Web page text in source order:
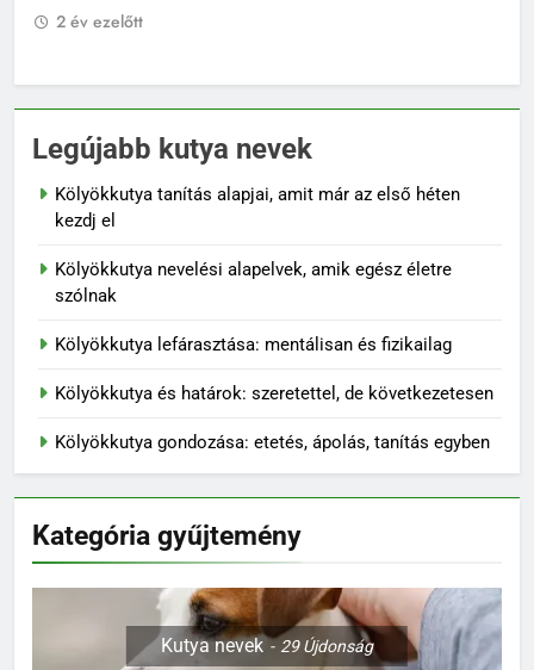
2 év ezelőtt
Legújabb kutya nevek
Kölyökkutya tanítás alapjai, amit már az első héten
kezdj el
Kölyökkutya nevelési alapelvek, amik egész életre
szólnak
Kölyökkutya lefárasztása: mentálisan és fizikailag
Kölyökkutya és határok: szeretettel, de következetesen
Kölyökkutya gondozása: etetés, ápolás, tanítás egyben
Kategória gyűjtemény
Kutya nevek 29Újdonság